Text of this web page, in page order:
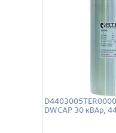
DWCAP 30 кВАр,